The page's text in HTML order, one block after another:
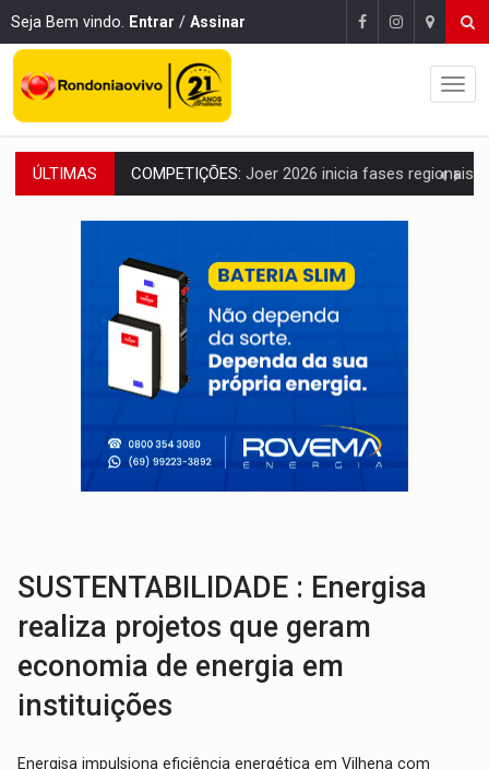
Seja Bem vindo. Entrar / Assinar
ÚLTIMAS PERIGO:Moradores denunciam escuridão e insegurança na Estrada
COLIGAÇÃO:Reabertura de ação no TSE pode resultar em cassação de prefeita
INCLUSÃO:APAE Porto Velho abre inscrições para
CLUBE DOS R$ 00,00: 21 candidatos declaram patrimônio zero em Rondônia
INTERIOR: Ouro Preto do Oeste realiza Cavalgada da Expo Show
DESENVOLVIMENTO: Ideb avança nos anos iniciais do ensino
VULGO 'UNIÃO':Chefe de facção criminosa é preso durante
SUSTENTABILIDADE : Energisa
realiza projetos que geram
economia de energia em
instituições
Energisa impulsiona eficiência energética em Vilhena com